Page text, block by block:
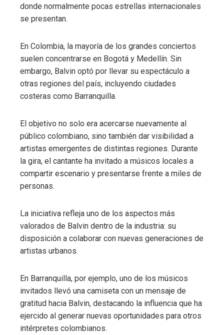
donde normalmente pocas estrellas internacionales
se presentan.
En Colombia, la mayoría de los grandes conciertos
suelen concentrarse en Bogotá y Medellín. Sin
embargo, Balvin optó por llevar su espectáculo a
otras regiones del país, incluyendo ciudades
costeras como Barranquilla.
El objetivo no solo era acercarse nuevamente al
público colombiano, sino también dar visibilidad a
artistas emergentes de distintas regiones. Durante
la gira, el cantante ha invitado a músicos locales a
compartir escenario y presentarse frente a miles de
personas.
La iniciativa refleja uno de los aspectos más
valorados de Balvin dentro de la industria: su
disposición a colaborar con nuevas generaciones de
artistas urbanos.
En Barranquilla, por ejemplo, uno de los músicos
invitados llevó una camiseta con un mensaje de
gratitud hacia Balvin, destacando la influencia que ha
ejercido al generar nuevas oportunidades para otros
intérpretes colombianos.